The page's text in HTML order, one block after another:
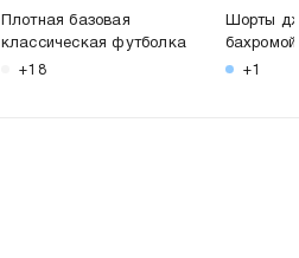
Плотная базовая
классическая футболка
+18
Шорты
бахромой
+1